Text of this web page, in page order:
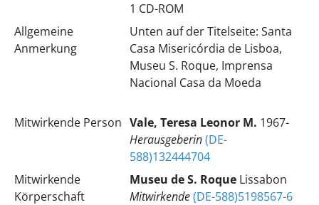
1 CD-ROM
Allgemeine
Anmerkung
Unten auf der Titelseite: Santa
Casa Misericórdia de Lisboa,
Museu S. Roque, Imprensa
Nacional Casa da Moeda
Mitwirkende Person Vale, Teresa Leonor M. 1967-
Herausgeberin(DE-
588)132444704
Mitwirkende
Körperschaft
Museu de S. Roque Lissabon
Mitwirkende(DE-588)5198567-6